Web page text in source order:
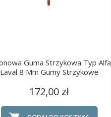
Szybki podgląd
Guma Strzykowa Typ Alfa
Laval 8 Mm Gumy Strzykowe
Cena
172,00 zł